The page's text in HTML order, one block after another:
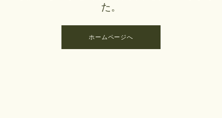
た。
ホームページへ